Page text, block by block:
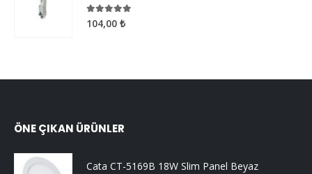
5.005 üzerinden
104,00 ₺
ÖNE ÇIKAN ÜRÜNLER
Cata CT-5169B 18W Slim Panel Beyaz